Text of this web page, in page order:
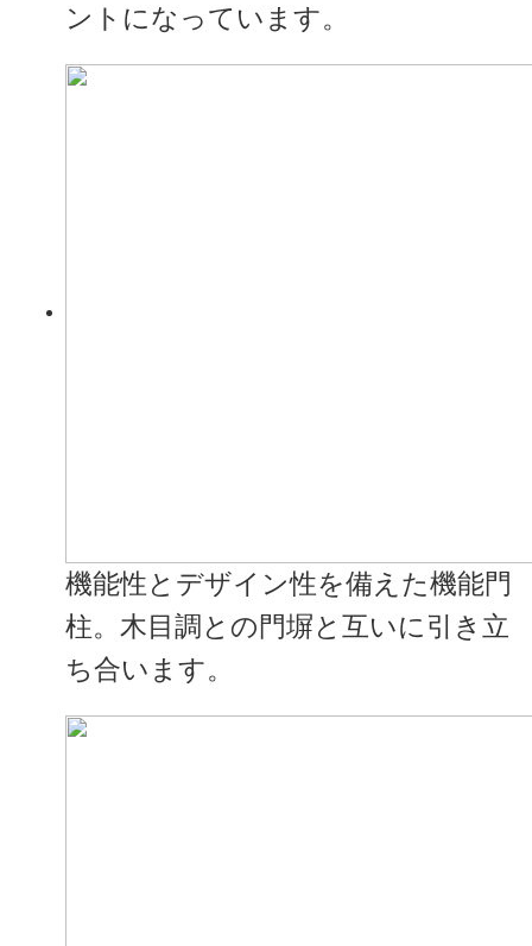
ントになっています。
機能性とデザイン性を備えた機能門
柱。木目調との門塀と互いに引き立
ち合います。